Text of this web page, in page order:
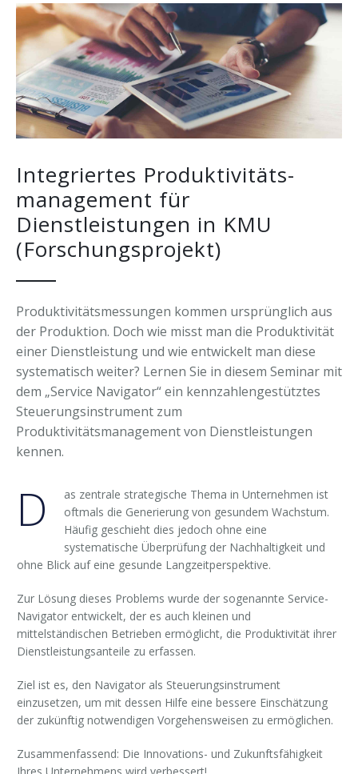
Forschung & Lehre
Change Leader
Keynote Speaker
Ihr Nutzen
Auszeichnungen
Veröffentlichungen
Merchandise
Downloads
Presseberichte
Integriertes Produktivitäts-
management für
Dienstleistungen in KMU
(Forschungsprojekt)
Produktivitätsmessungen kommen ursprünglich aus
der Produktion. Doch wie misst man die Produktivität
einer Dienstleistung und wie entwickelt man diese
systematisch weiter? Lernen Sie in diesem Seminar mit
dem „Service Navigator“ ein kennzahlengestütztes
Steuerungsinstrument zum
Produktivitätsmanagement von Dienstleistungen
kennen.
D
as zentrale strategische Thema in Unternehmen ist
oftmals die Generierung von gesundem Wachstum.
Häufig geschieht dies jedoch ohne eine
systematische Überprüfung der Nachhaltigkeit und
ohne Blick auf eine gesunde Langzeitperspektive.
Zur Lösung dieses Problems wurde der sogenannte Service-
Navigator entwickelt, der es auch kleinen und
mittelständischen Betrieben ermöglicht, die Produktivität ihrer
Dienstleistungsanteile zu erfassen.
Ziel ist es, den Navigator als Steuerungsinstrument
einzusetzen, um mit dessen Hilfe eine bessere Einschätzung
der zukünftig notwendigen Vorgehensweisen zu ermöglichen.
Zusammenfassend: Die Innovations- und Zukunftsfähigkeit